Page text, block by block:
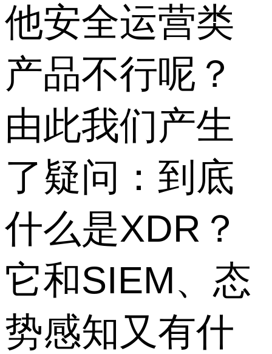
他安全运营类
产品不行呢？
由此我们产生
了疑问：到底
什么是XDR？
它和SIEM、态
势感知又有什